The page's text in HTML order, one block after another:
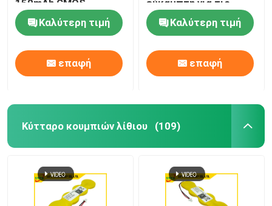
150mAh CMOS
εξαιρετικά λεπτή
Καλύτερη τιμή
επαφή
εύκαμπτη για τις
έξυπνες κάρτες
Καλύτερη τιμή
επαφή
Κύτταρο κουμπιών λίθιου (109)